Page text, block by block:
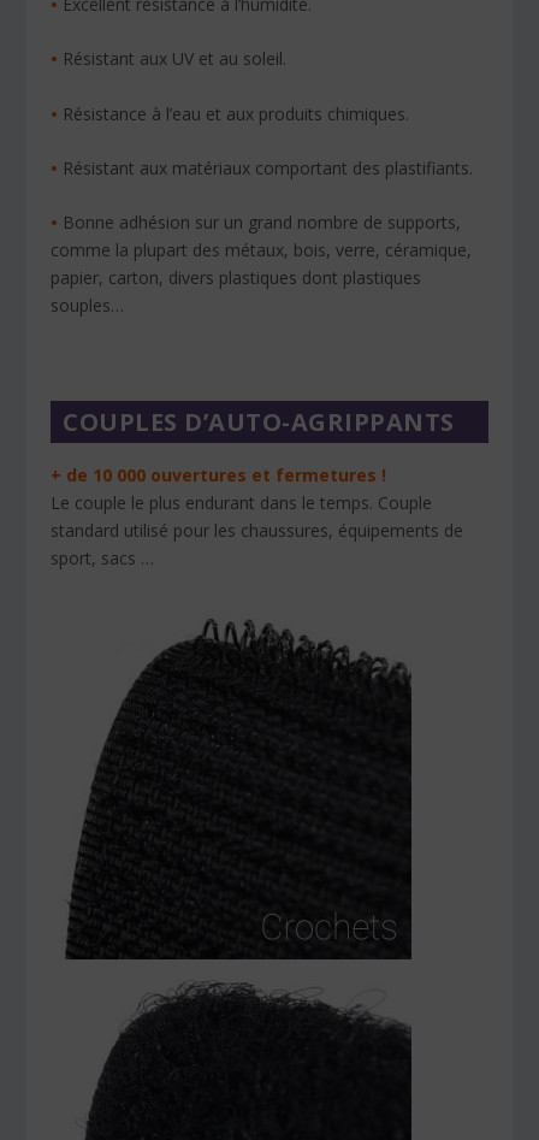
• Résistant aux UV et au soleil.
• Résistance à l’eau et aux produits chimiques.
• Résistant aux matériaux comportant des plastifiants.
• Bonne adhésion sur un grand nombre de supports,
comme la plupart des métaux, bois, verre, céramique,
papier, carton, divers plastiques dont plastiques
souples…
COUPLES D’AUTO-AGRIPPANTS
+ de 10 000 ouvertures et fermetures !
Le couple le plus endurant dans le temps. Couple
standard utilisé pour les chaussures, équipements de
sport, sacs …